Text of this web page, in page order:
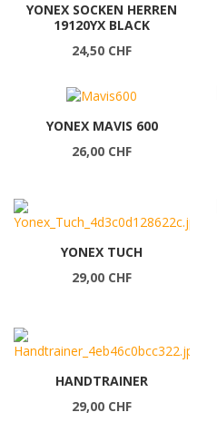
YONEX SOCKEN HERREN
19120YX BLACK
24,50 CHF
YONEX MAVIS 600
26,00 CHF
YONEX TUCH
29,00 CHF
HANDTRAINER
29,00 CHF